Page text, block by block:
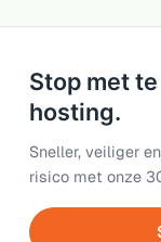
Stop met
hosting.
Sneller, veiliger
risico met onze